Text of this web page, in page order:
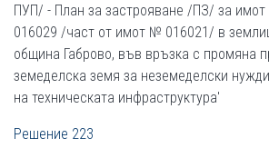
ПУП/ - План за застрояване /ПЗ/ за
016029 /част от имот № 016021/ в
община Габрово, във връзка с промяна
земеделска земя за неземеделски
на техническата инфраструктура'
Решение 223